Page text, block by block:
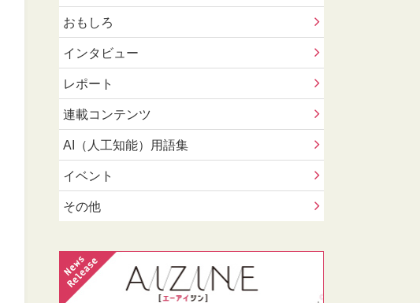
おもしろ
インタビュー
レポート
連載コンテンツ
AI（人工知能）用語集
イベント
その他